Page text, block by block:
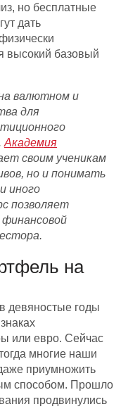
но бесплатные
дать
высокий базовый
валютном и
для
Академия
своим ученикам
но и понимать
иного
позволяет
финансовой
на
девяностые годы
или евро. Сейчас
многие наши
приумножить
способом. Прошло
продвинулись